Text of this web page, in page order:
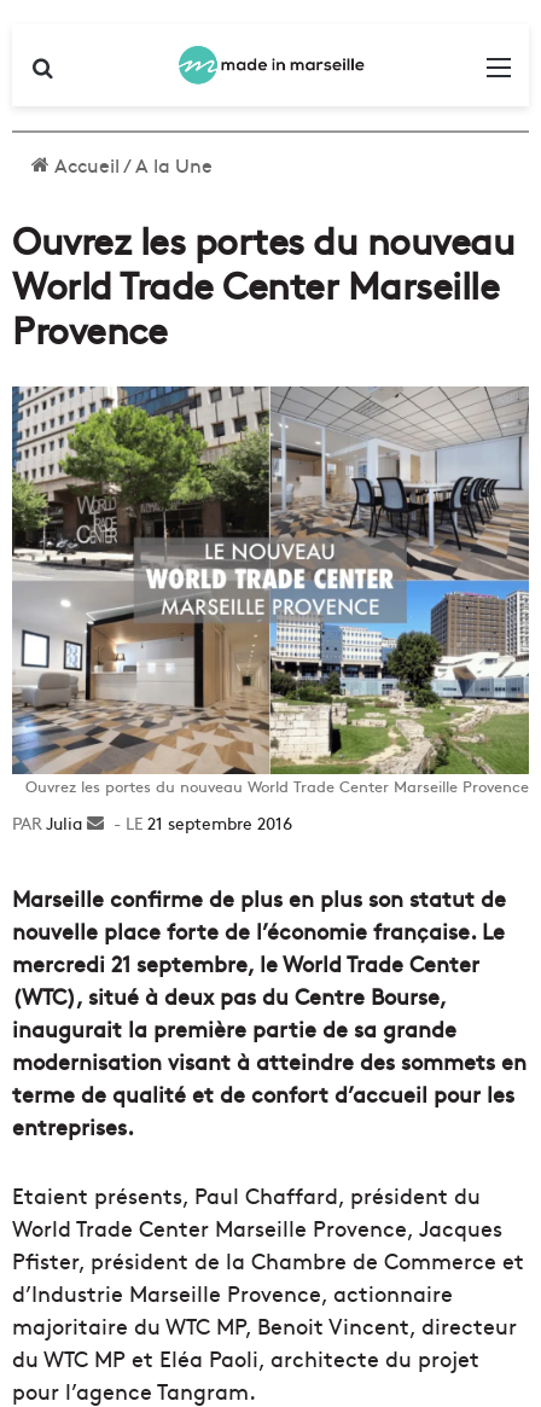
Accueil/A la Une
Ouvrez les portes du nouveau
World Trade Center Marseille
Provence
Ouvrez les portes du nouveau World Trade Center Marseille Provence
Julia
Envoyer21 septembre 2016
Marseille confirme de plus en plus son statut de
nouvelle place forte de l’économie française. Le
mercredi 21 septembre, le World Trade Center
(WTC), situé à deux pas du Centre Bourse,
inaugurait la première partie de sa grande
modernisation visant à atteindre des sommets en
terme de qualité et de confort d’accueil pour les
entreprises.
Etaient présents, Paul Chaffard, président du
World Trade Center Marseille Provence, Jacques
Pfister, président de la Chambre de Commerce et
d’Industrie Marseille Provence, actionnaire
majoritaire du WTC MP, Benoit Vincent, directeur
du WTC MP et Eléa Paoli, architecte du projet
pour l’agence Tangram.